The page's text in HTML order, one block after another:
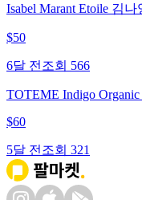
Isabel Marant Etoile 김나
$50
6달 전 조회 566
TOTEME Indigo Organic
$60
5달 전 조회 321